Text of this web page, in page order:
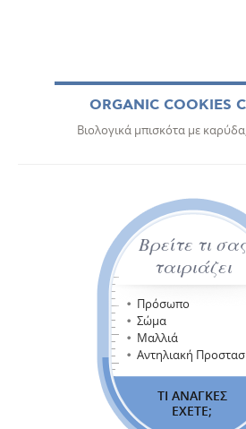
ORGANIC COOKIES
Βιολογικά μπισκότα με
Βρείτε τι σας
ταιριάζει
Πρόσωπο
Σώμα
Μαλλιά
Αντηλιακή
ΤΙ ΑΝΑΓΚΕΣ
ΕΧΕΤΕ;